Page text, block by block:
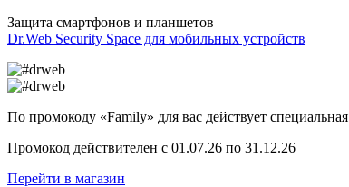
Защита смартфонов и планшетов
Dr.Web Security Space для мобильных устройств
По промокоду «Family» для вас действует специальная
Промокод действителен с 01.07.26 по 31.12.26
Перейти в магазин